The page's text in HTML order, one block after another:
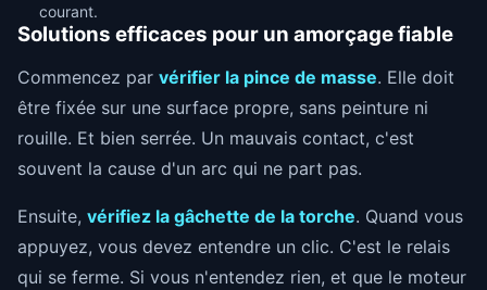
courant.
Solutions efficaces pour un amorçage fiable
Commencez par vérifier la pince de masse. Elle doit
être fixée sur une surface propre, sans peinture ni
rouille. Et bien serrée. Un mauvais contact, c'est
souvent la cause d'un arc qui ne part pas.
Ensuite, vérifiez la gâchette de la torche. Quand vous
appuyez, vous devez entendre un clic. C'est le relais
qui se ferme. Si vous n'entendez rien, et que le moteur